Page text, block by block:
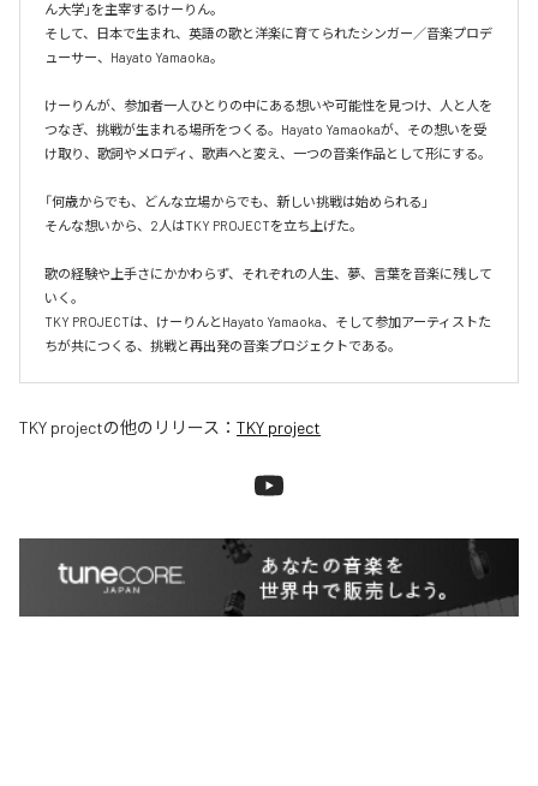
ん大学」を主宰するけーりん。
そして、日本で生まれ、英語の歌と洋楽に育てられたシンガー／音楽プロデ
ューサー、Hayato Yamaoka。
けーりんが、参加者一人ひとりの中にある想いや可能性を見つけ、人と人を
つなぎ、挑戦が生まれる場所をつくる。Hayato Yamaokaが、その想いを受
け取り、歌詞やメロディ、歌声へと変え、一つの音楽作品として形にする。
「何歳からでも、どんな立場からでも、新しい挑戦は始められる」
そんな想いから、2人はTKY PROJECTを立ち上げた。
歌の経験や上手さにかかわらず、それぞれの人生、夢、言葉を音楽に残して
いく。
TKY PROJECTは、けーりんとHayato Yamaoka、そして参加アーティストた
ちが共につくる、挑戦と再出発の音楽プロジェクトである。
TKY projectの他のリリース： TKY project